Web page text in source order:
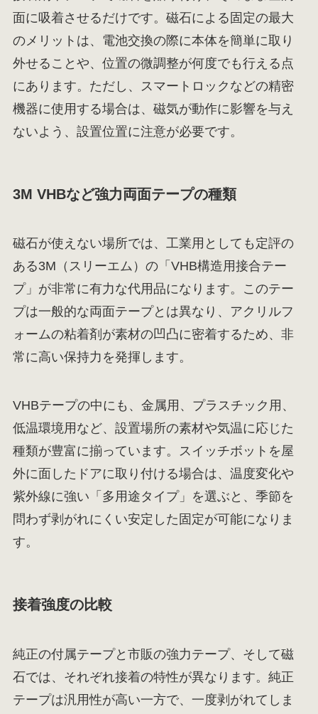
面に吸着させるだけです。磁石による固定の最大
のメリットは、電池交換の際に本体を簡単に取り
外せることや、位置の微調整が何度でも行える点
にあります。ただし、スマートロックなどの精密
機器に使用する場合は、磁気が動作に影響を与え
ないよう、設置位置に注意が必要です。
3M VHBなど強力両面テープの種類
磁石が使えない場所では、工業用としても定評の
ある3M（スリーエム）の「VHB構造用接合テー
プ」が非常に有力な代用品になります。このテー
プは一般的な両面テープとは異なり、アクリルフ
ォームの粘着剤が素材の凹凸に密着するため、非
常に高い保持力を発揮します。
VHBテープの中にも、金属用、プラスチック用、
低温環境用など、設置場所の素材や気温に応じた
種類が豊富に揃っています。スイッチボットを屋
外に面したドアに取り付ける場合は、温度変化や
紫外線に強い「多用途タイプ」を選ぶと、季節を
問わず剥がれにくい安定した固定が可能になりま
す。
接着強度の比較
純正の付属テープと市販の強力テープ、そして磁
石では、それぞれ接着の特性が異なります。純正
テープは汎用性が高い一方で、一度剥がれてしま